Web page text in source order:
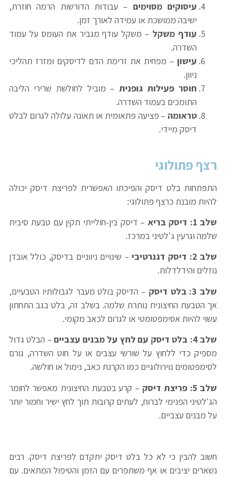
עיסוקים מסוימים – עבודות הדורשות הרמה חוזרת,
ישיבה ממושכת או עמידה לאורך זמן.
עודף משקל – משקל עודף מגביר את העומס על עמוד
השדרה.
עישון– מפחית את זרימת הדם לדיסקים ומזרז תהליכי
ניוון.
חוסר פעילות גופנית– מוביל לחולשת שרירי הליבה
התומכים בעמוד השדרה.
טראומה – פציעה פתאומית או תאונה עלולה לגרום לבלט
דיסק מיידי.
רצף פתולוגי
התפתחות בלט דיסק והפיכתו האפשרית לפריצת דיסק יכולה
להיות מובנת כרצף פתולוגי:
שלב 1: דיסק בריא
– דיסק בין-חולייתי תקין עם טבעת סיבית
שלמה וגרעין ג'לטיני במרכז.
שלב 2: דיסק דגנרטיבי
– שינויים ניווניים בדיסק, כולל אובדן
נוזלים והידלדלות.
שלב 3: בלט דיסק
– הדיסק בולט מעבר לגבולותיו הטבעיים,
אך הטבעת החיצונית נותרת שלמה. בשלב זה, בלט בגב התחתון
עשוי להיות אסימפטומטי או לגרום לכאב מקומי.
שלב 4: בלט דיסק עם לחץ על מבנים עצביים
– הבלט גדול
מספיק כדי ללחוץ על שורשי עצבים או על חוט השדרה, גורם
לסימפטומים נוירולוגיים כמו הקרנת כאב, נימול או חולשה.
שלב 5: פריצת דיסק
– קרע בטבעת החיצונית מאפשר לחומר
הג'לטיני הפנימי לברוח, לעתים קרובות תוך לחץ ישיר וחמור יותר
על מבנים עצביים.
חשוב להבין כי לא כל בלט דיסק יתקדם לפריצת דיסק. רבים
נשארים יציבים או אף משתפרים עם הזמן והטיפול המתאים. עם